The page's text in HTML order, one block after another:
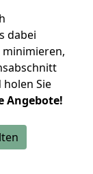
dabei
minimieren,
Sie
Angebote!